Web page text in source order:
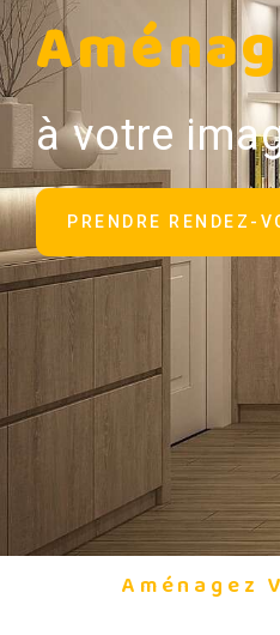
à votre
PRENDRE RENDEZ-
Aménagez